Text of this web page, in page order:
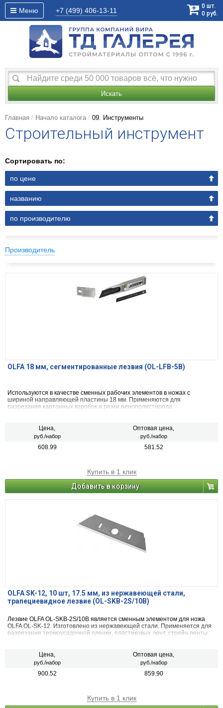
Меню +7 (499) 406-13-11
0 шт.
0 руб.
Искать
Главная Начало каталога 09. Инструменты
Строительный инструмент
Сортировать по:
по цене
названию
по производителю
Производитель
OLFA 18 мм, сегментированные лезвия (OL-LFB-5B)
Используются в качестве сменных рабочих элементов в ножах с
шириной направляющей пластины 18 мм. Применяются для
разрезания картонных коробок и резки пенополистирола
Цена,
руб./набор
Оптовая цена,
руб./набор
608.99 581.52
Купить в 1 клик
Добавить в корзину
OLFA SK-12, 10 шт, 17.5 мм, из нержавеющей стали,
трапециевидное лезвие (OL-SKB-2S/10B)
Лезвие OLFA OL-SKB-2S/10B является сменным элементом для ножа
OLFA OL-SK-12. Изготовлено из нержавеющей стали. Применяется для
разрезания термоусадочной пленки, пластиковых лент, стрейч-ленты,
Цена,
руб./набор
Оптовая цена,
руб./набор
900.52 859.90
Купить в 1 клик